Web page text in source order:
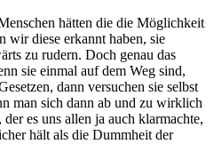
hätten die die Möglichkeit
wir diese erkannt haben, sie
zu rudern. Doch genau das
sie einmal auf dem Weg sind,
dann versuchen sie selbst
man sich dann ab und zu wirklich
es uns allen ja auch klarmachte,
hält als die Dummheit der